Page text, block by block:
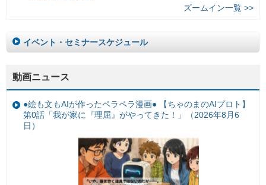
ズームイン一覧 >>
イベント・セミナースケジュール
動画ニュース
●絵も文もAIが作ったペラペラ漫画● 【ちゃのまのAIプロト】
第0話「我が家に『理屈』がやってきた！」（2026年8月6
日）